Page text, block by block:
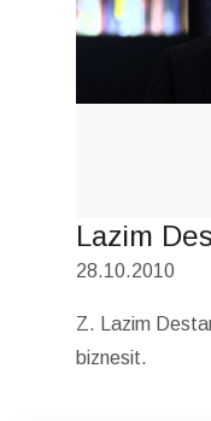
Lazim
28.10.2010
Z. Lazim
biznesit.